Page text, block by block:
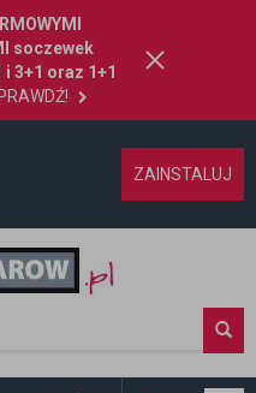
soczewek
3+1 oraz 1+1
ZAINSTALUJ